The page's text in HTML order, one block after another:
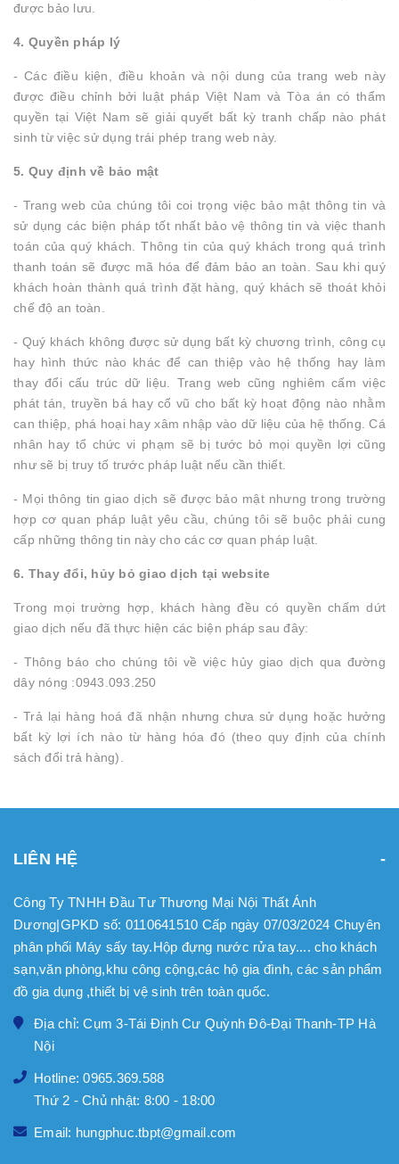
được bảo lưu.
4. Quyền pháp lý
- Các điều kiện, điều khoản và nội dung của trang web này
được điều chỉnh bởi luật pháp Việt Nam và Tòa án có thẩm
quyền tại Việt Nam sẽ giải quyết bất kỳ tranh chấp nào phát
sinh từ việc sử dụng trái phép trang web này.
5. Quy định về bảo mật
- Trang web của chúng tôi coi trọng việc bảo mật thông tin và
sử dụng các biện pháp tốt nhất bảo vệ thông tin và việc thanh
toán của quý khách. Thông tin của quý khách trong quá trình
thanh toán sẽ được mã hóa để đảm bảo an toàn. Sau khi quý
khách hoàn thành quá trình đặt hàng, quý khách sẽ thoát khỏi
chế độ an toàn.
- Quý khách không được sử dụng bất kỳ chương trình, công cụ
hay hình thức nào khác để can thiệp vào hệ thống hay làm
thay đổi cấu trúc dữ liệu. Trang web cũng nghiêm cấm việc
phát tán, truyền bá hay cổ vũ cho bất kỳ hoạt động nào nhằm
can thiệp, phá hoại hay xâm nhập vào dữ liệu của hệ thống. Cá
nhân hay tổ chức vi phạm sẽ bị tước bỏ mọi quyền lợi cũng
như sẽ bị truy tố trước pháp luật nếu cần thiết.
- Mọi thông tin giao dịch sẽ được bảo mật nhưng trong trường
hợp cơ quan pháp luật yêu cầu, chúng tôi sẽ buộc phải cung
cấp những thông tin này cho các cơ quan pháp luật.
6. Thay đổi, hủy bỏ giao dịch tại website
Trong mọi trường hợp, khách hàng đều có quyền chấm dứt
giao dịch nếu đã thực hiện các biện pháp sau đây:
- Thông báo cho chúng tôi về việc hủy giao dịch qua đường
dây nóng :0943.093.250
- Trả lại hàng hoá đã nhận nhưng chưa sử dụng hoặc hưởng
bất kỳ lợi ích nào từ hàng hóa đó (theo quy định của chính
sách đổi trả hàng).
LIÊN HỆ
Công Ty TNHH Đầu Tư Thương Mại Nội Thất Ánh
Dương|GPKD số: 0110641510 Cấp ngày 07/03/2024 Chuyên
phân phối Máy sấy tay.Hộp đựng nước rửa tay.... cho khách
sạn,văn phòng,khu công cộng,các hộ gia đình, các sản phẩm
đồ gia dụng ,thiết bị vệ sinh trên toàn quốc.
Địa chỉ: Cụm 3-Tái Định Cư Quỳnh Đô-Đại Thanh-TP Hà
Nội
Hotline: 0965.369.588
Thứ 2 - Chủ nhật: 8:00 - 18:00
Email: hungphuc.tbpt@gmail.com